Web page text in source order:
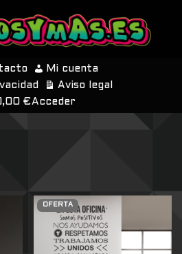
Mi cuenta
Aviso legal
€ Acceder
OFERTA